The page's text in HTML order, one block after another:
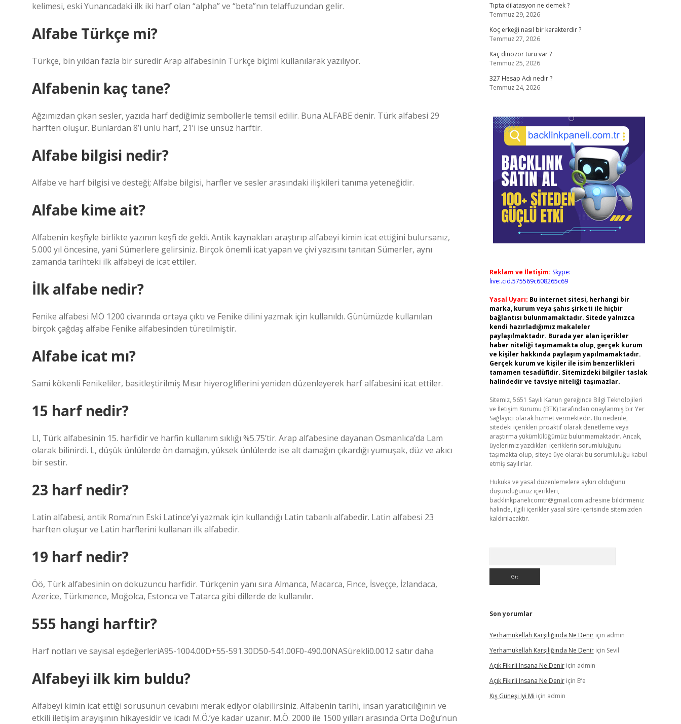
kelimesi, eski Yunancadaki ilk iki harf olan “alpha” ve “beta”nın telaffuzundan gelir.
Alfabe Türkçe mi?
Türkçe, bin yıldan fazla bir süredir Arap alfabesinin Türkçe biçimi kullanılarak yazılıyor.
Alfabenin kaç tane?
Ağzımızdan çıkan sesler, yazıda harf dediğimiz sembollerle temsil edilir. Buna ALFABE denir. Türk alfabesi 29
harften oluşur. Bunlardan 8’i ünlü harf, 21’i ise ünsüz harftir.
Alfabe bilgisi nedir?
Alfabe ve harf bilgisi ve desteği; Alfabe bilgisi, harfler ve sesler arasındaki ilişkileri tanıma yeteneğidir.
Alfabe kime ait?
Alfabenin keşfiyle birlikte yazının keşfi de geldi. Antik kaynakları araştırıp alfabeyi kimin icat ettiğini bulursanız,
5.000 yıl öncesine, yani Sümerlere gelirsiniz. Birçok önemli icat yapan ve çivi yazısını tanıtan Sümerler, aynı
zamanda tarihteki ilk alfabeyi de icat ettiler.
İlk alfabe nedir?
Fenike alfabesi MÖ 1200 civarında ortaya çıktı ve Fenike dilini yazmak için kullanıldı. Günümüzde kullanılan
birçok çağdaş alfabe Fenike alfabesinden türetilmiştir.
Alfabe icat mı?
Sami kökenli Fenikeliler, basitleştirilmiş Mısır hiyerogliflerini yeniden düzenleyerek harf alfabesini icat ettiler.
15 harf nedir?
Ll, Türk alfabesinin 15. harfidir ve harfin kullanım sıklığı %5.75’tir. Arap alfabesine dayanan Osmanlıca’da Lam
olarak bilinirdi. L, düşük ünlülerde ön damağın, yüksek ünlülerde ise alt damağın çıkardığı yumuşak, düz ve akıcı
bir sestir.
23 harf nedir?
Latin alfabesi, antik Roma’nın Eski Latince’yi yazmak için kullandığı Latin tabanlı alfabedir. Latin alfabesi 23
harften oluşur ve Latin harflerini kullanan ilk alfabedir.
19 harf nedir?
Öö, Türk alfabesinin on dokuzuncu harfidir. Türkçenin yanı sıra Almanca, Macarca, Fince, İsveççe, İzlandaca,
Azerice, Türkmence, Moğolca, Estonca ve Tatarca gibi dillerde de kullanılır.
555 hangi harftir?
Harf notları ve sayısal eşdeğerleriA95-1004.00D+55-591.30D50-541.00F0-490.00NASürekli0.0012 satır daha
Alfabeyi ilk kim buldu?
Alfabeyi kimin icat ettiği sorusunun cevabını merak ediyor olabilirsiniz. Alfabenin tarihi, insan yaratıcılığının ve
etkili iletişim arayışının hikayesidir ve icadı M.Ö.’ye kadar uzanır. M.Ö. 2000 ile 1500 yılları arasında Orta Doğu’nun
Tıpta dilatasyon ne demek ?
Temmuz 29, 2026
Koç erkeği nasıl bir karakterdir ?
Temmuz 27, 2026
Kaç dinozor türü var ?
Temmuz 25, 2026
327 Hesap Adı nedir ?
Temmuz 24, 2026
Reklam ve İletişim: Skype:
live:.cid.575569c608265c69
Yasal Uyarı: Bu internet sitesi, herhangi bir
marka, kurum veya şahıs şirketi ile hiçbir
bağlantısı bulunmamaktadır. Sitede yalnızca
kendi hazırladığımız makaleler
paylaşılmaktadır. Burada yer alan içerikler
haber niteliği taşımamakta olup, gerçek kurum
ve kişiler hakkında paylaşım yapılmamaktadır.
Gerçek kurum ve kişiler ile isim benzerlikleri
tamamen tesadüfidir. Sitemizdeki bilgiler taslak
halindedir ve tavsiye niteliği taşımazlar.
Sitemiz, 5651 Sayılı Kanun gereğince Bilgi Teknolojileri
ve İletişim Kurumu (BTK) tarafından onaylanmış bir Yer
Sağlayıcı olarak hizmet vermektedir. Bu nedenle,
sitedeki içerikleri proaktif olarak denetleme veya
araştırma yükümlülüğümüz bulunmamaktadır. Ancak,
üyelerimiz yazdıkları içeriklerin sorumluluğunu
taşımakta olup, siteye üye olarak bu sorumluluğu kabul
etmiş sayılırlar.
Hukuka ve yasal düzenlemelere aykırı olduğunu
düşündüğünüz içerikleri,
backlinkpanelicomtr@gmail.com adresine bildirmeniz
halinde, ilgili içerikler yasal süre içerisinde sitemizden
kaldırılacaktır.
Son yorumlar
Yerhamükellah Karşılığında Ne Deniriçin admin
Yerhamükellah Karşılığında Ne Deniriçin Sevil
Açık Fikirli Insana Ne Deniriçin admin
Açık Fikirli Insana Ne Deniriçin Efe
Kış Güneşi Iyi Mi için admin